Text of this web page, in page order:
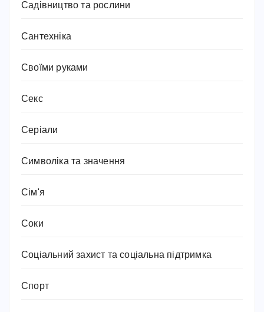
Садівництво та рослини
Сантехніка
Своїми руками
Секс
Серіали
Символіка та значення
Сім'я
Соки
Соціальний захист та соціальна підтримка
Спорт